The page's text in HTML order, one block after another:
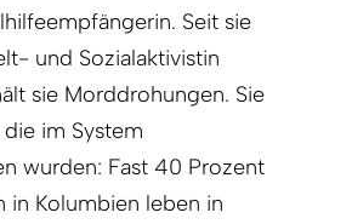
Seit sie
und Sozialaktivistin
sie Morddrohungen. Sie
im System
wurden: Fast 40 Prozent
in Kolumbien leben in